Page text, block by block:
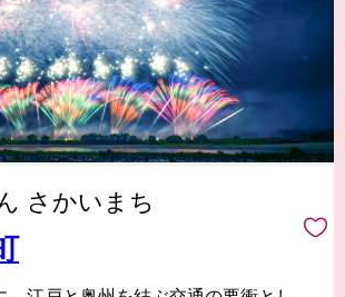
さかいまち